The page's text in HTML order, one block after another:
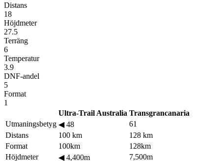
Distans
18
Höjdmeter
27.5
Terräng
6
Temperatur
3.9
DNF-andel
5
Format
1
Ultra-Trail Australia Transgrancanaria
Utmaningsbetyg ◀48
61
Distans
100 km
128 km
Format
100km
128km
Höjdmeter
◀4,400m
7,500m